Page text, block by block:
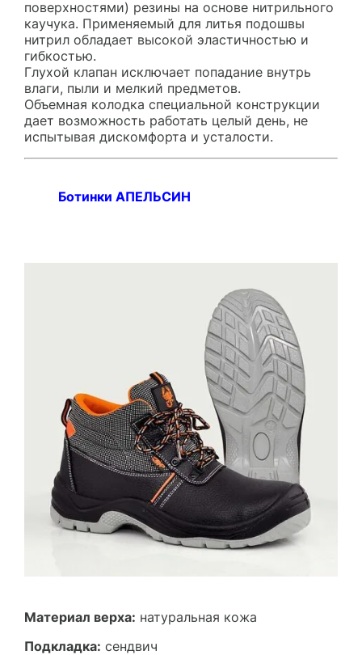
поверхностями) резины на основе нитрильного
каучука. Применяемый для литья подошвы
нитрил обладает высокой эластичностью и
гибкостью.
Глухой клапан исключает попадание внутрь
влаги, пыли и мелкий предметов.
Объемная колодка специальной конструкции
дает возможность работать целый день, не
испытывая дискомфорта и усталости.
Ботинки АПЕЛЬСИН
Материал верха: натуральная кожа
Подкладка: сендвич